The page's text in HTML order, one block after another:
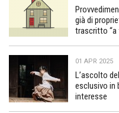
già di
trascritto “a
01 APR 2025
L’ascolto
esclusivo in
interesse